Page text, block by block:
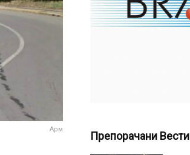
Арм
Препорачани Вести